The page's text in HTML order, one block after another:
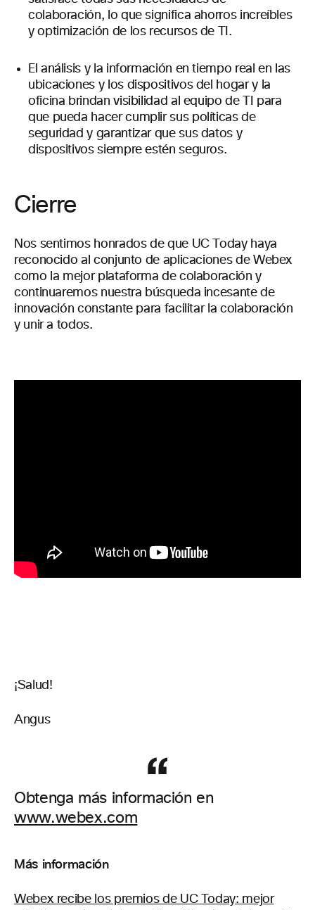
colaboración, lo que significa ahorros increíbles
y optimización de los recursos de TI.
El análisis y la información en tiempo real en las
ubicaciones y los dispositivos del hogar y la
oficina brindan visibilidad al equipo de TI para
que pueda hacer cumplir sus políticas de
seguridad y garantizar que sus datos y
dispositivos siempre estén seguros.
Cierre
Nos sentimos honrados de que UC Today haya
reconocido al conjunto de aplicaciones de Webex
como la mejor plataforma de colaboración y
continuaremos nuestra búsqueda incesante de
innovación constante para facilitar la colaboración
y unir a todos.
¡Salud!
Angus
Obtenga más información en
www.webex.com
Más información
Webex recibe los premios de UC Today: mejor